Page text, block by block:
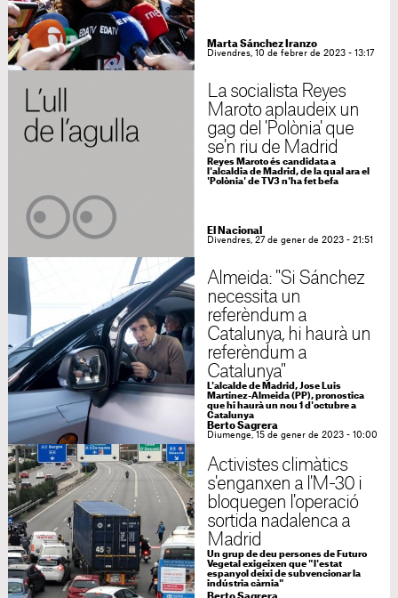
Marta Sánchez Iranzo
Divendres, 10 de febrer de 2023 - 13:17
La socialista Reyes
Maroto aplaudeix un
gag del 'Polònia' que
se'n riu de Madrid
Reyes Maroto és candidata a
l'alcaldia de Madrid, de la qual ara el
'Polònia' de TV3 n'ha fet befa
El Nacional
Divendres, 27 de gener de 2023 - 21:51
Almeida: "Si Sánchez
necessita un
referèndum a
Catalunya, hi haurà un
referèndum a
Catalunya"
L'alcalde de Madrid, Jose Luis
Martínez-Almeida (PP), pronostica
que hi haurà un nou 1 d'octubre a
Catalunya
Berto Sagrera
Diumenge, 15 de gener de 2023 - 10:00
Activistes climàtics
s'enganxen a l'M-30 i
bloquegen l'operació
sortida nadalenca a
Madrid
Un grup de deu persones de Futuro
Vegetal exigeixen que "l'estat
espanyol deixi de subvencionar la
indústria càrnia"